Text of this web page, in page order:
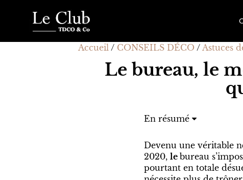
Accueil / CONSEILS DÉCO / Astuces
Le bureau, le
En résumé
Le bureau mural
La chambre
Le bureau à partager
Un vrai bureau à 4
Devenu une véritable
2020, le bureau
pourtant en totale